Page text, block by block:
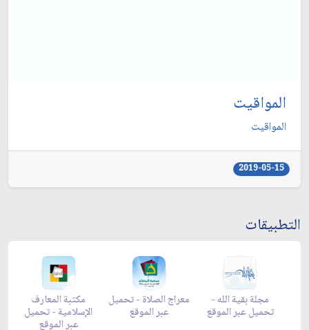
المواقيت
المواقيت
2019-05-15
التطبيقات
مجلة بقية الله -
تحميل عبر الموقع
زاد شهر رمضان -
تحميل عبر الموقع
زاد شهر رمضان -
appstore